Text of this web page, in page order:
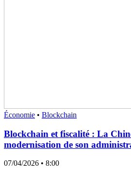
Économie • Blockchain
Blockchain et fiscalité : La
modernisation de son
07/04/2026 • 8:00